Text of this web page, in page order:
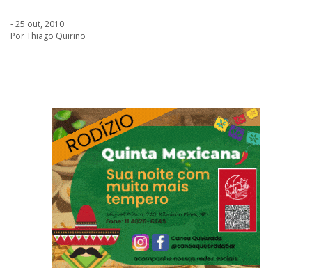
- 25 out, 2010
Por Thiago Quirino